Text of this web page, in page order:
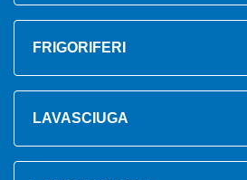
FRIGORIFERI
LAVASCIUGA